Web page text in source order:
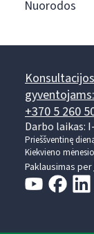
Nuorodos
gyventojams:
+370 5 260
Darbo laikas:
Prieššventinę
Kiekvieno
Paklausimas per